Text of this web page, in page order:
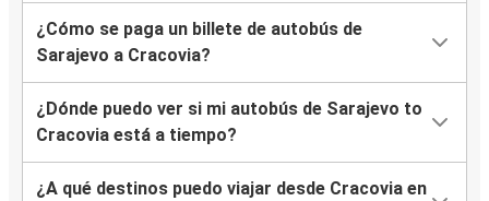
¿Cómo se paga un billete de autobús de
Sarajevo a Cracovia?
¿Dónde puedo ver si mi autobús de Sarajevo to
Cracovia está a tiempo?
¿A qué destinos puedo viajar desde Cracovia en